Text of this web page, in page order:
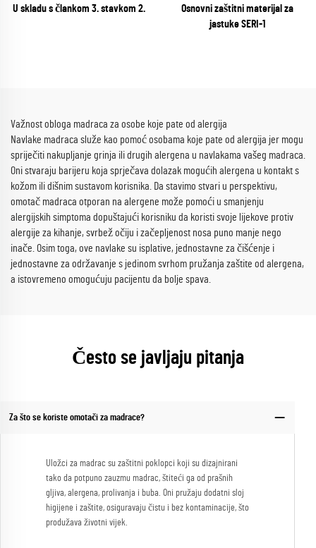
U skladu s člankom 3. stavkom 2.
Osnovni zaštitni materijal za
jastuke SERI-1
Važnost obloga madraca za osobe koje pate od alergija
Navlake madraca služe kao pomoć osobama koje pate od alergija jer mogu
spriječiti nakupljanje grinja ili drugih alergena u navlakama vašeg madraca.
Oni stvaraju barijeru koja sprječava dolazak mogućih alergena u kontakt s
kožom ili dišnim sustavom korisnika. Da stavimo stvari u perspektivu,
omotač madraca otporan na alergene može pomoći u smanjenju
alergijskih simptoma dopuštajući korisniku da koristi svoje lijekove protiv
alergije za kihanje, svrbež očiju i začepljenost nosa puno manje nego
inače. Osim toga, ove navlake su isplative, jednostavne za čišćenje i
jednostavne za održavanje s jedinom svrhom pružanja zaštite od alergena,
a istovremeno omogućuju pacijentu da bolje spava.
Često se javljaju pitanja
Za što se koriste omotači za madrace?
Uložci za madrac su zaštitni poklopci koji su dizajnirani
tako da potpuno zauzmu madrac, štiteći ga od prašnih
gljiva, alergena, prolivanja i buba. Oni pružaju dodatni sloj
higijene i zaštite, osiguravaju čistu i bez kontaminacije, što
produžava životni vijek.